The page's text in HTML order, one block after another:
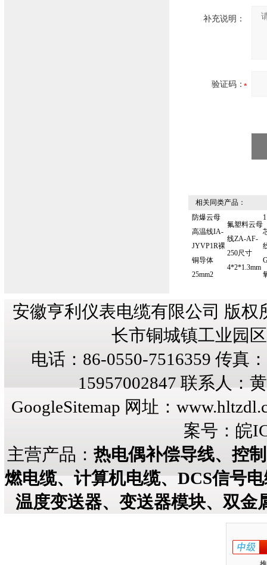
补充说明：
验证码：
相关同类产品：
防爆云母
高温线IA-
JYVP1R裸
铜导体
25mm2
氟塑料云母
线ZA-AF-
250尺寸
4*2*1.3mm
安徽亨利仪表电缆有限公司 版权
长市铜城镇工业园
电话：86-0550-7516359 传真
15957002847 联系人：
GoogleSitemap 网址：
案号： 皖
主营产品： 热电偶补偿导线、控
燃电缆、计算机电缆、DCS信号
温度变送器、变送器模块、双金